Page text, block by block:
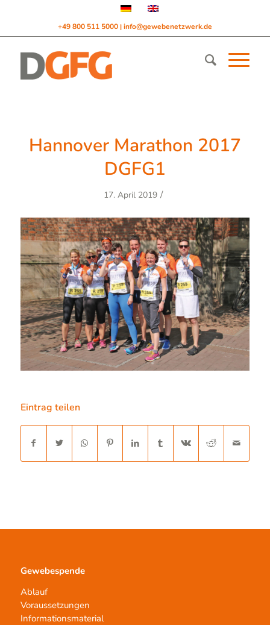
+49 800 511 5000 | info@gewebenetzwerk.de
Hannover Marathon 2017
DGFG1
17. April 2019 /
Eintrag teilen
Gewebespende
Ablauf
Voraussetzungen
Informationsmaterial